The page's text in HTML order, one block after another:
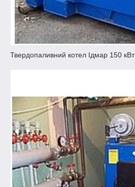
Твердопаливний котел Ідмар 150 кВт